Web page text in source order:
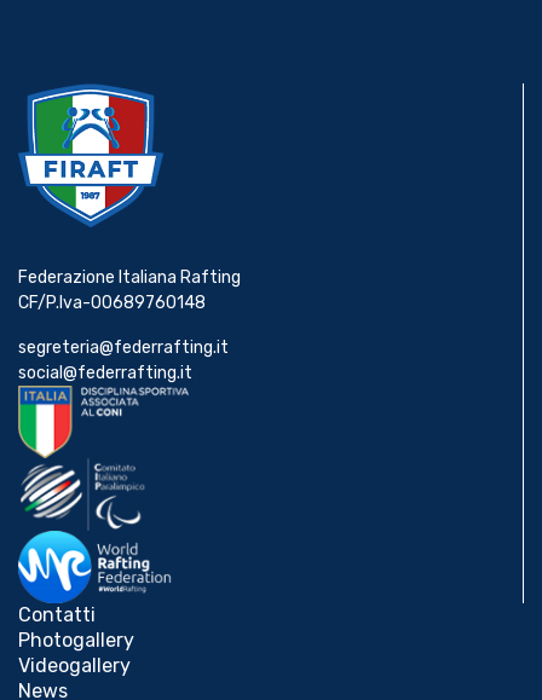
Federazione Italiana Rafting
CF/P.Iva-00689760148
segreteria@federrafting.it
social@federrafting.it
Contatti
Photogallery
Videogallery
News